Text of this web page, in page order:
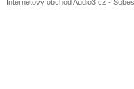
Internetový obchod Audio3.cz -